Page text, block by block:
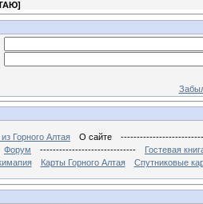
]
Горного Алтая О сайте
Форум ------------------------------
Гостевая
Карты Горного Алтая Спутниковые